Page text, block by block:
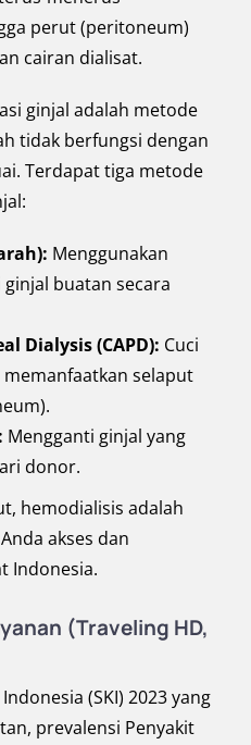
perut (peritoneum)
cairan dialisat.
ginjal adalah metode
tidak berfungsi dengan
Terdapat tiga metode
Menggunakan
buatan secara
Dialysis (CAPD): Cuci
selaput
Mengganti ginjal yang
donor.
hemodialisis adalah
akses dan
Indonesia.
(Traveling HD,
(SKI) 2023 yang
prevalensi Penyakit